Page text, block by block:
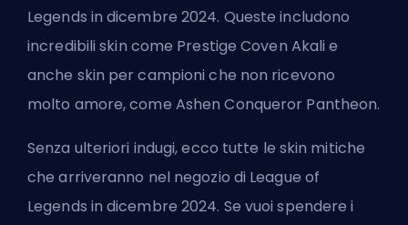
Legends in dicembre 2024. Queste includono
incredibiliskin come Prestige Coven Akali e
anche skin per campioni che non ricevono
molto amore, come Ashen Conqueror Pantheon.
Senza ulteriori indugi, ecco tutte le skin mitiche
che arriveranno nel negozio di League of
Legends in dicembre 2024. Se vuoi spendere i